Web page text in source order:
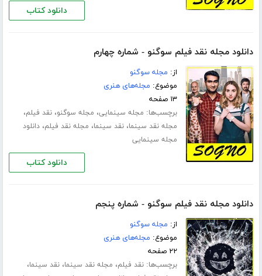
دانلود کتاب
دانلود مجله نقد فیلم سوگنو - شماره چهارم
از: مجله سوگنو
موضوع: مجله‌های هنری
۱۳ صفحه
برچسب‌ها: مجله سینمایی، مجله سوگنو،نقد فیلم،
مجله نقد سینما،نقد سینما، مجله نقد فیلم،دانلود
مجله سینمایی
دانلود کتاب
دانلود مجله نقد فیلم سوگنو - شماره پنجم
از: مجله سوگنو
موضوع: مجله‌های هنری
۲۲ صفحه
برچسب‌ها:نقد فیلم، مجله نقد سینما،نقد سینما،